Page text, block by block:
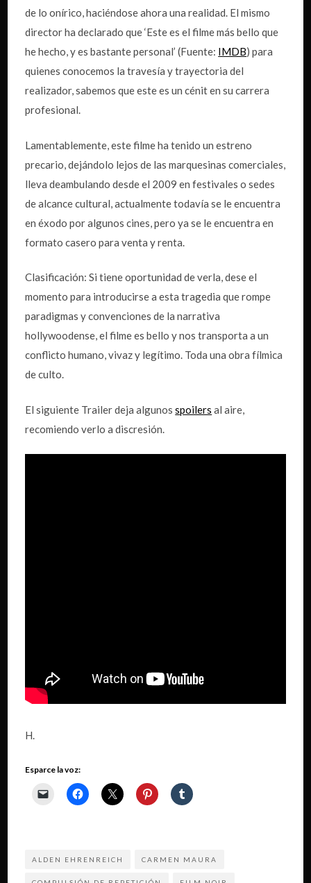
de lo onírico, haciéndose ahora una realidad. El mismo
director ha declarado que ‘Este es el filme más bello que
he hecho, y es bastante personal’ (Fuente: IMDB) para
quienes conocemos la travesía y trayectoria del
realizador, sabemos que este es un cénit en su carrera
profesional.
Lamentablemente, este filme ha tenido un estreno
precario, dejándolo lejos de las marquesinas comerciales,
lleva deambulando desde el 2009 en festivales o sedes
de alcance cultural, actualmente todavía se le encuentra
en éxodo por algunos cines, pero ya se le encuentra en
formato casero para venta y renta.
Clasificación: Si tiene oportunidad de verla, dese el
momento para introducirse a esta tragedia que rompe
paradigmas y convenciones de la narrativa
hollywoodense, el filme es bello y nos transporta a un
conflicto humano, vivaz y legítimo. Toda una obra fílmica
de culto.
El siguiente Trailer deja algunosspoilers al aire,
recomiendo verlo a discresión.
H.
Esparce la voz:
ALDEN EHRENREICH CARMEN MAURA